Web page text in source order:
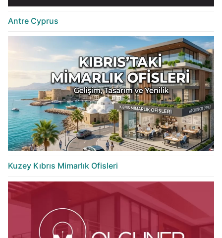
Antre Cyprus
Kuzey Kıbrıs Mimarlık Ofisleri